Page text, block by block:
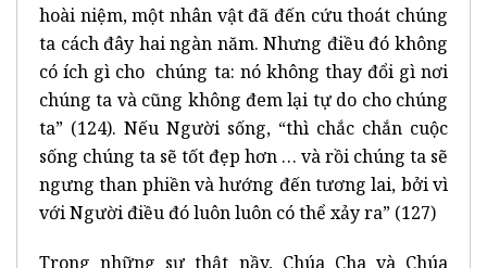
hoài niệm, một nhân vật đã đến cứu thoát chúng
ta cách đây hai ngàn năm. Nhưng điều đó không
có ích gì cho chúng ta: nó không thay đổi gì nơi
chúng ta và cũng không đem lại tự do cho chúng
ta” (124). Nếu Người sống, “thì chắc chắn cuộc
sống chúng ta sẽ tốt đẹp hơn … và rồi chúng ta sẽ
ngưng than phiền và hướng đến tương lai, bởi vì
với Người điều đó luôn luôn có thể xảy ra” (127)
Trong những sự thật nầy, Chúa Cha và Chúa